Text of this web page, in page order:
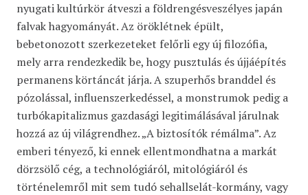
nyugati kultúrkör átveszi a földrengésveszélyes japán
falvak hagyományát. Az öröklétnek épült,
bebetonozott szerkezeteket felőrli egy új filozófia,
mely arra rendezkedik be, hogy pusztulás és újjáépítés
permanens körtáncát járja. A szuperhős branddel és
pózolással, influenszerkedéssel, a monstrumok pedig a
turbókapitalizmus gazdasági legitimálásával járulnak
hozzá az új világrendhez. „A biztosítók rémálma”. Az
emberi tényező, ki ennek ellentmondhatna a markát
dörzsölő cég, a technológiáról, mitológiáról és
történelemről mit sem tudó sehallselát-kormány, vagy